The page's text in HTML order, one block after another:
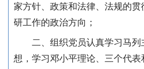
家方针、政策和法律、法规的
研工作的政治方向；
二、组织党员认真学习马列
想，学习邓小平理论、三个代表